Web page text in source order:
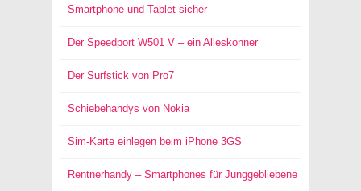
Smartphone und Tablet sicher
Der Speedport W501 V – ein Alleskönner
Der Surfstick von Pro7
Schiebehandys von Nokia
Sim-Karte einlegen beim iPhone 3GS
Rentnerhandy – Smartphones für Junggebliebene